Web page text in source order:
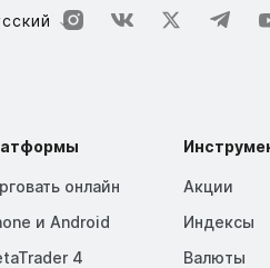
онлайн
и Android
4
Акции
Индексы
Валюты